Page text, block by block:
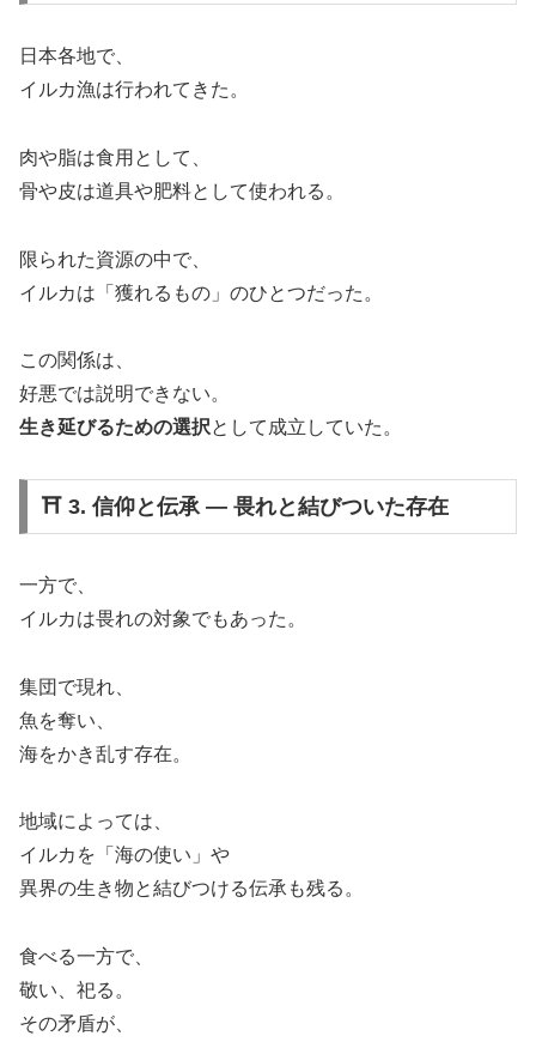
日本各地で、
イルカ漁は行われてきた。
肉や脂は食用として、
骨や皮は道具や肥料として使われる。
限られた資源の中で、
イルカは「獲れるもの」のひとつだった。
この関係は、
好悪では説明できない。
生き延びるための選択として成立していた。
⛩️ 3. 信仰と伝承 ― 畏れと結びついた存在
一方で、
イルカは畏れの対象でもあった。
集団で現れ、
魚を奪い、
海をかき乱す存在。
地域によっては、
イルカを「海の使い」や
異界の生き物と結びつける伝承も残る。
食べる一方で、
敬い、祀る。
その矛盾が、